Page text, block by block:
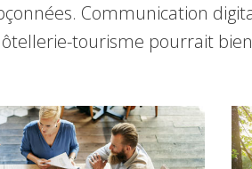
Communication
tourisme pourrait